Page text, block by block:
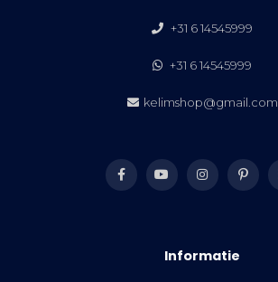
+31 6 14545999
+31 6 14545999
kelimshop@gmail.com
Informatie